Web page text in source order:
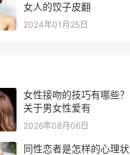
女人的饺子皮翻
2024年01月25日
女性接吻的技巧有哪些？
关于男女性爱有
2026年08月06日
同性恋者是怎样的心理状